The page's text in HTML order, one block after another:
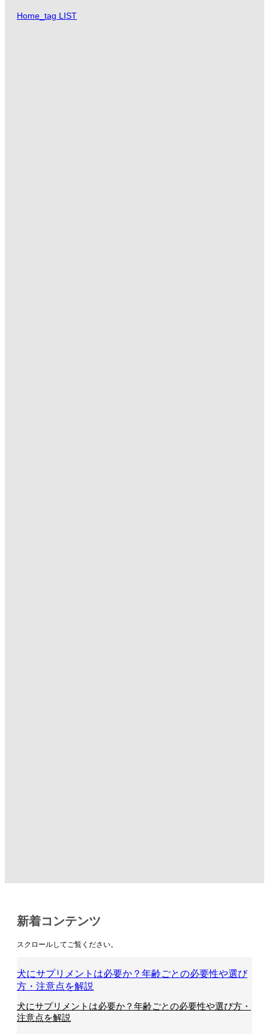
Home_tag LIST
新着コンテンツ
スクロールしてご覧ください。
犬にサプリメントは必要か？年齢ごとの必要性や選び
方・注意点を解説
犬にサプリメントは必要か？年齢ごとの必要性や選び方・
注意点を解説